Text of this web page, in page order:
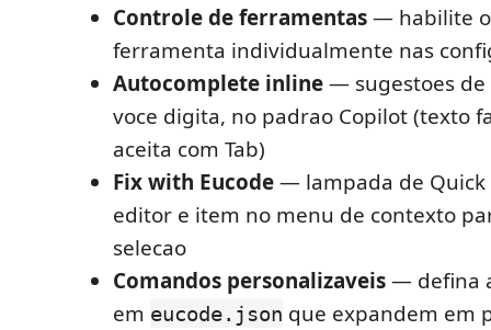
Controle de ferramentas— habilite
ferramenta individualmente nas
Autocomplete inline— sugestoes
voce digita, no padrao Copilot (texto
aceita com Tab)
Fix with Eucode— lampada de Quick
editor e item no menu de contexto
selecao
Comandos personalizaveis— defina
em eucode.json que expandem em